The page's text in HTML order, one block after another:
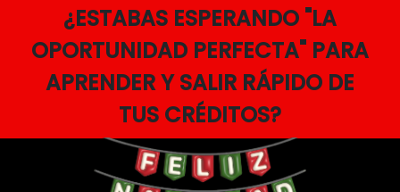
¿ESTABAS ESPERANDO "LA
OPORTUNIDAD PERFECTA" PARA
APRENDER Y SALIR RÁPIDO DE
TUS CRÉDITOS?